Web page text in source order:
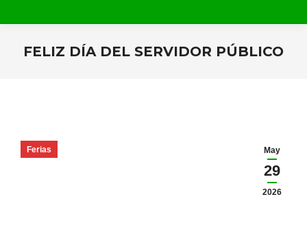
FELIZ DÍA DEL SERVIDOR PÚBLICO
May
29
2026
Ferias